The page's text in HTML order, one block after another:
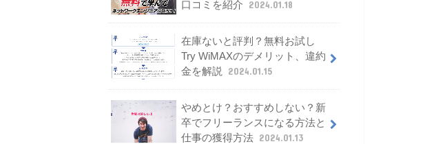
口コミを紹介
2024.01.18
在庫ないと評判？無料お試し
Try WiMAXのデメリット、違約
金を解説
2024.01.15
やめとけ？おすすめしない？新
卒でフリーランスになる方法と
仕事の獲得方法 2024.01.13